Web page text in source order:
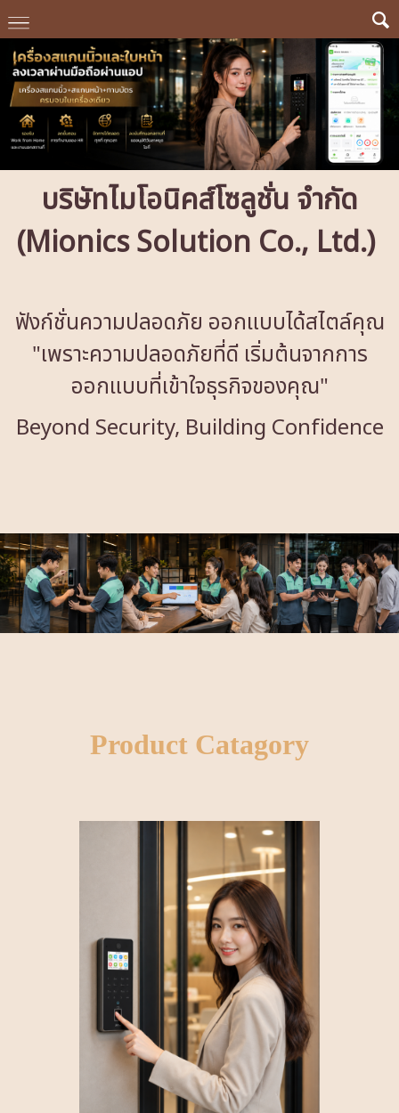
บริษัทไมโอนิคส์โซลูชั่น จำกัด
(Mionics Solution Co., Ltd.)
ฟังก์ชั่นความปลอดภัย ออกแบบได้สไตล์คุณ
"เพราะความปลอดภัยที่ดี เริ่มต้นจากการ
ออกแบบที่เข้าใจธุรกิจของคุณ"
Beyond Security, Building Confidence
Product Catagory